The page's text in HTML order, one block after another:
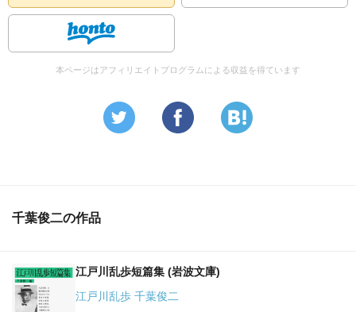
本ページはアフィリエイトプログラムによる収益を得ています
千葉俊二の作品
江戸川乱歩短篇集 (岩波文庫)
江戸川乱歩 千葉俊二